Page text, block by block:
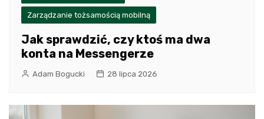
Zarządzanie tożsamością mobilną
Jak sprawdzić, czy ktoś ma dwa
konta na Messengerze
Adam Bogucki 28 lipca 2026